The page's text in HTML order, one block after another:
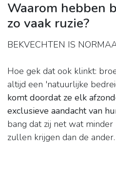
Waarom hebben
zo vaak ruzie?
BEKVECHTEN IS
Hoe gek dat ook klinkt:
altijd een 'natuurlijke
komt doordat ze elk
exclusieve aandacht van
bang dat zij net wat
zullen krijgen dan de ander.